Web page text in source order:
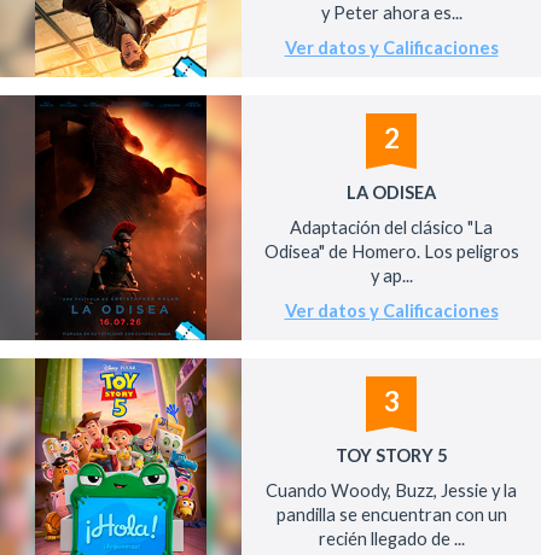
y Peter ahora es...
Ver datos y Calificaciones
2
LA ODISEA
Adaptación del clásico "La
Odisea" de Homero. Los peligros
y ap...
Ver datos y Calificaciones
3
TOY STORY 5
Cuando Woody, Buzz, Jessie y la
pandilla se encuentran con un
recién llegado de ...